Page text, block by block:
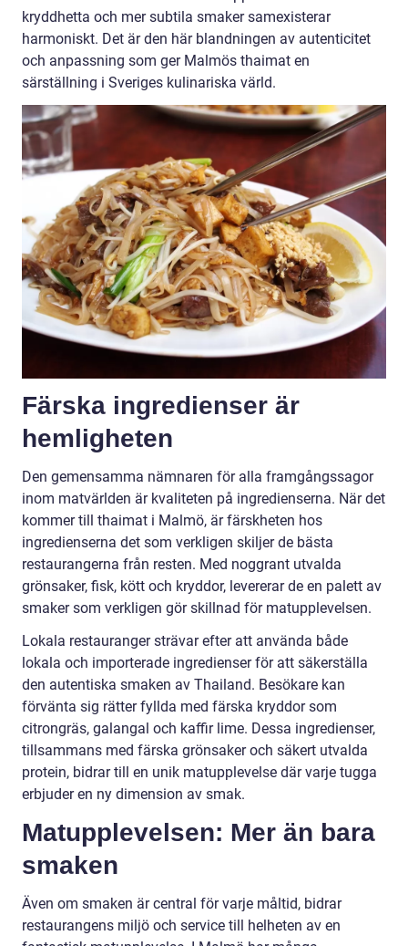
kryddhetta och mer subtila smaker samexisterar
harmoniskt. Det är den här blandningen av autenticitet
och anpassning som ger Malmös thaimat en
särställning i Sveriges kulinariska värld.
Färska ingredienser är
hemligheten
Den gemensamma nämnaren för alla framgångssagor
inom matvärlden är kvaliteten på ingredienserna. När det
kommer till thaimat i Malmö, är färskheten hos
ingredienserna det som verkligen skiljer de bästa
restaurangerna från resten. Med noggrant utvalda
grönsaker, fisk, kött och kryddor, levererar de en palett av
smaker som verkligen gör skillnad för matupplevelsen.
Lokala restauranger strävar efter att använda både
lokala och importerade ingredienser för att säkerställa
den autentiska smaken av Thailand. Besökare kan
förvänta sig rätter fyllda med färska kryddor som
citrongräs, galangal och kaffir lime. Dessa ingredienser,
tillsammans med färska grönsaker och säkert utvalda
protein, bidrar till en unik matupplevelse där varje tugga
erbjuder en ny dimension av smak.
Matupplevelsen: Mer än bara
smaken
Även om smaken är central för varje måltid, bidrar
restaurangens miljö och service till helheten av en